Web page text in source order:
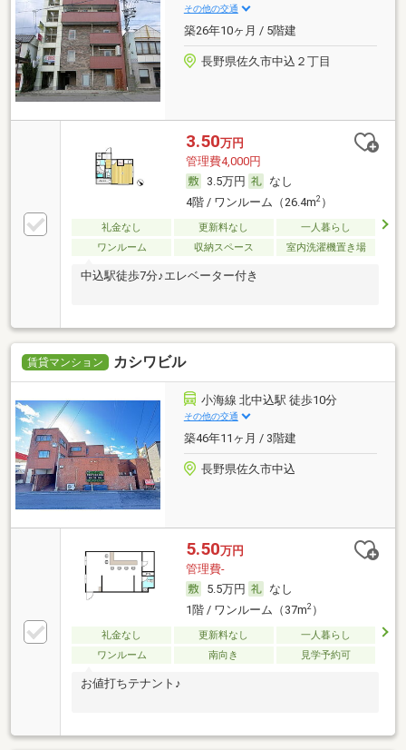
その他の交通
築26年10ヶ月 / 5階建
長野県佐久市中込２丁目
3.50万円
管理費4,000円
3.5万円
なし
4階 / ワンルーム（26.4m2）
礼金なし 更新料なし
一人暮らし
ワンルーム
収納スペース 室内洗濯機置き場
中込駅徒歩7分♪エレベーター付き
賃貸マンション カシワビル
小海線 北中込駅 徒歩10分
その他の交通
築46年11ヶ月 / 3階建
長野県佐久市中込
5.50万円
管理費-
5.5万円
なし
1階 / ワンルーム（37m2）
礼金なし 更新料なし
一人暮らし
ワンルーム
南向き 見学予約可
お値打ちテナント♪